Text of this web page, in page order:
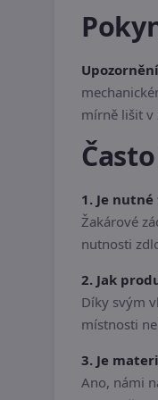
mírně lišit v
1. Je
Žakárové
nutnosti
2. Jak
Díky svým
místnosti
3. Je
Ano, námi